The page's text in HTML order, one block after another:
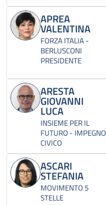
APREA
VALENTINA
FORZA ITALIA -
BERLUSCONI
PRESIDENTE
ARESTA
GIOVANNI
LUCA
INSIEME PER IL
FUTURO - IMPEGNO
CIVICO
ASCARI
STEFANIA
MOVIMENTO 5
STELLE